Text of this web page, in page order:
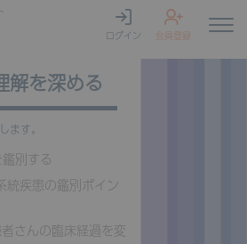
ログイン
会員登録
解を深める
ます。
別する
統疾患の鑑別ポイン
さんの臨床経過を変